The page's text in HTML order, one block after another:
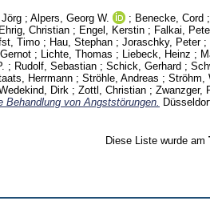
; Alpers, Georg W. ; Benecke, Cord ;
Ehrig, Christian ; Engel, Kerstin ; Falkai,
Timo ; Hau, Stephan ; Joraschky, Peter;
; Lichte, Thomas ; Liebeck, Heinz ;
; Rudolf, Sebastian ; Schick, Gerhard ;
Herrmann ; Ströhle, Andreas ; Ströhm,
Dirk ; Zottl, Christian ; Zwanzger,
Behandlung von Angststörungen.
Diese Liste wurde am